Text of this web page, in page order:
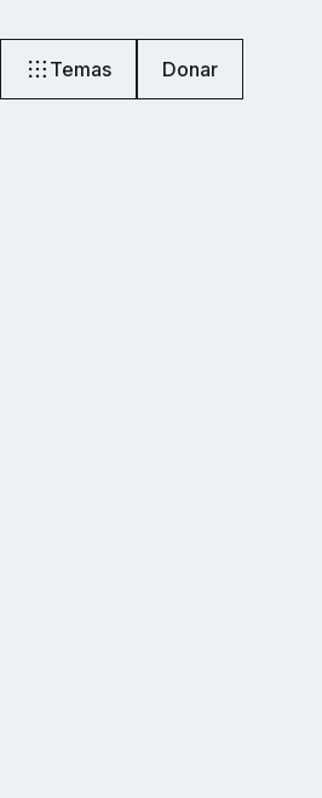
Temas Donar